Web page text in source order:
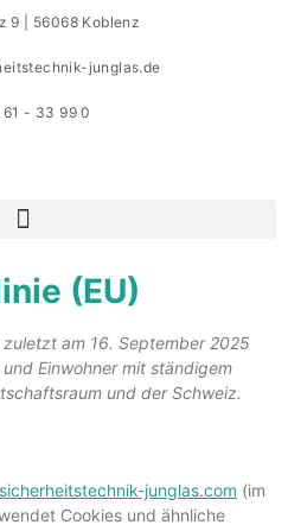
9 | 56068 Koblenz
junglas.de
61 - 33 99 0
(EU)
am 16. September 2025
Einwohner mit ständigem
und der Schweiz.
junglas.com (im
Cookies und ähnliche